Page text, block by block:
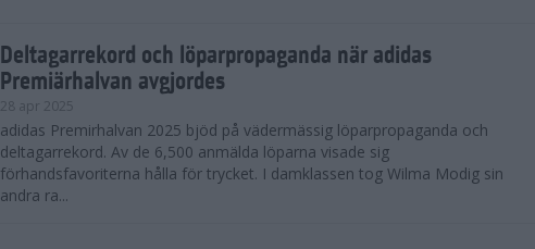
Deltagarrekord och löparpropaganda när adidas
Premiärhalvan avgjordes
28 apr 2025
adidas Premirhalvan 2025 bjöd på vädermässig löparpropaganda och
deltagarrekord. Av de 6,500 anmälda löparna visade sig
förhandsfavoriterna hålla för trycket. I damklassen tog Wilma Modig sin
andra ra...